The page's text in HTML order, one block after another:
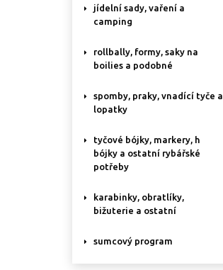
jídelní sady, vaření a
camping
rollbally, formy, saky na
boilies a podobné
spomby, praky, vnadící tyče a
lopatky
tyčové bójky, markery, h
bójky a ostatní rybářské
potřeby
karabinky, obratlíky,
bižuterie a ostatní
sumcový program